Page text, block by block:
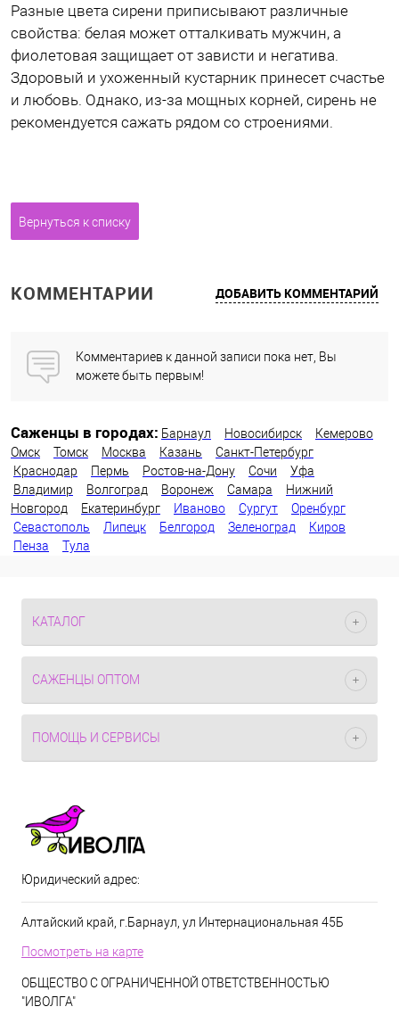
Разные цвета сирени приписывают различные
свойства: белая может отталкивать мужчин, а
фиолетовая защищает от зависти и негатива.
Здоровый и ухоженный кустарник принесет счастье
и любовь. Однако, из-за мощных корней, сирень не
рекомендуется сажать рядом со строениями.
Вернуться к списку
КОММЕНТАРИИ ДОБАВИТЬ КОММЕНТАРИЙ
Комментариев к данной записи пока нет, Вы
можете быть первым!
Саженцы в городах: Барнаул Новосибирск
Кемерово
Омск
Томск Москва Казань
Санкт-Петербург
Краснодар
Пермь Ростов-на-Дону Сочи
Уфа
Владимир
Волгоград Воронеж Самара
Нижний
Новгород
Екатеринбург Иваново Сургут
Оренбург
Севастополь
Липецк Белгород Зеленоград
Киров
Пенза
Тула
КАТАЛОГ
САЖЕНЦЫ ОПТОМ
ПОМОЩЬ И СЕРВИСЫ
Юридический адрес:
Алтайский край, г.Барнаул, ул Интернациональная 45Б
Посмотреть на карте
ОБЩЕСТВО С ОГРАНИЧЕННОЙ ОТВЕТСТВЕННОСТЬЮ
"ИВОЛГА"